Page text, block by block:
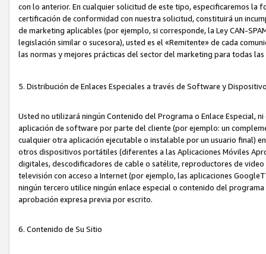
con lo anterior. En cualquier solicitud de este tipo, especificaremos
certificación de conformidad con nuestra solicitud, constituirá un
de marketing aplicables (por ejemplo, si corresponde, la Ley CAN-
legislación similar o sucesora), usted es el «Remitente» de cada
las normas y mejores prácticas del sector del marketing para todas
5. Distribución de Enlaces Especiales a través de Software y
Usted no utilizará ningún Contenido del Programa o Enlace Especial,
aplicación de software por parte del cliente (por ejemplo: un
cualquier otra aplicación ejecutable o instalable por un usuario final)
otros dispositivos portátiles (diferentes a las Aplicaciones Móviles
digitales, descodificadores de cable o satélite, reproductores de
televisión con acceso a Internet (por ejemplo, las aplicaciones
ningún tercero utilice ningún enlace especial o contenido del
aprobación expresa previa por escrito.
6. Contenido de Su Sitio